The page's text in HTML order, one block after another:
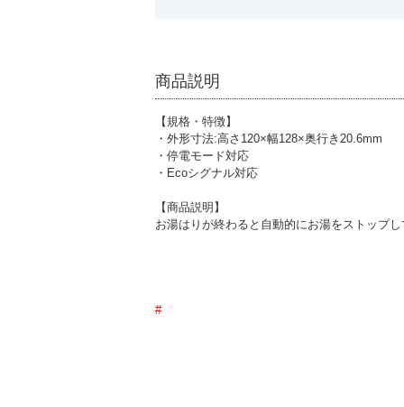
商品説明
【規格・特徴】
・外形寸法:高さ120×幅128×奥行き20.6mm
・停電モード対応
・Ecoシグナル対応
【商品説明】
お湯はりが終わると自動的にお湯をストップ
#